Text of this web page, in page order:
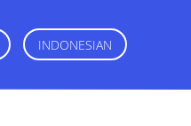
INDONESIAN